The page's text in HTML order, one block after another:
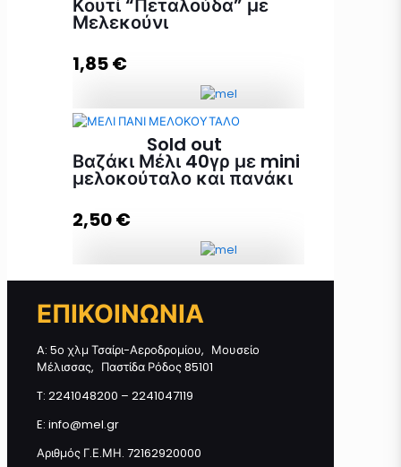
Προσθήκη στο καλάθι
Κουτί “Πεταλούδα” με
Μελεκούνι
1,85€
Μπομπονιέρα Λευκό Κουτί
"Πεταλούδα" με Μελεκούνι
ποσότητα
Προσθήκη στο καλάθι
Sold out
Βαζάκι Μέλι 40γρ με mini
μελοκούταλο και πανάκι
2,50€
μελοκούταλο και πανάκι ποσότητα
ΕΠΙΚΟΙΝΩΝΙΑ
A: 5ο χλμ Τσαίρι-Αεροδρομίου, Μουσείο
Μέλισσας, Παστίδα Ρόδος 85101
T: 2241048200 – 2241047119
E: info@mel.gr
Αριθμός Γ.Ε.ΜΗ. 72162920000